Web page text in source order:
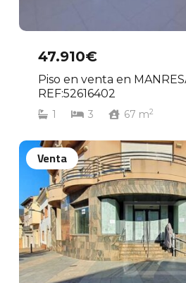
47.910€
Piso en venta en
REF:52616402
1 3 67 m2
Venta